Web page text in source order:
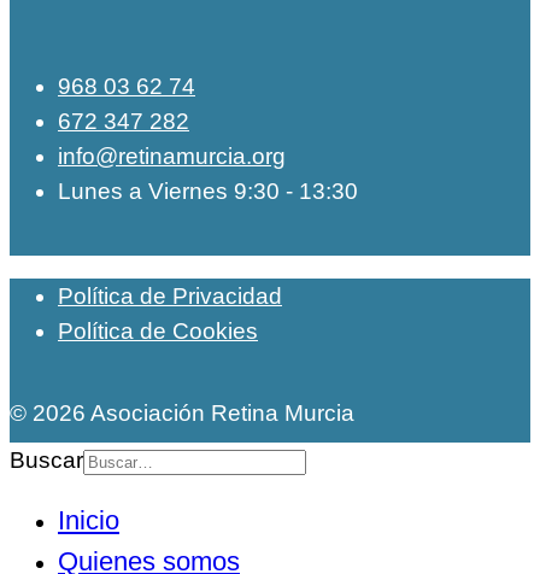
968 03 62 74
672 347 282
info@retinamurcia.org
Lunes a Viernes 9:30 - 13:30
Política de Privacidad
Política de Cookies
© 2026 Asociación Retina Murcia
Buscar
Inicio
Quienes somos